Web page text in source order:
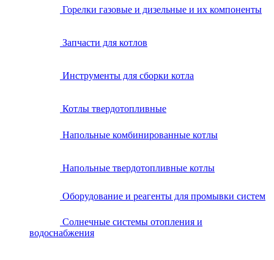
Горелки газовые и дизельные и их компоненты
Запчасти для котлов
Инструменты для сборки котла
Котлы твердотопливные
Напольные комбинированные котлы
Напольные твердотопливные котлы
Оборудование и реагенты для промывки систем
Солнечные системы отопления и
водоснабжения